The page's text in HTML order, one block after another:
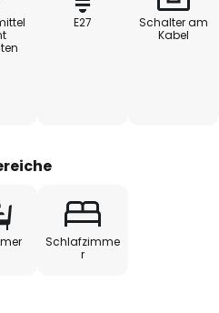
E27
Schalter am
Kabel
Schlafzimme
r